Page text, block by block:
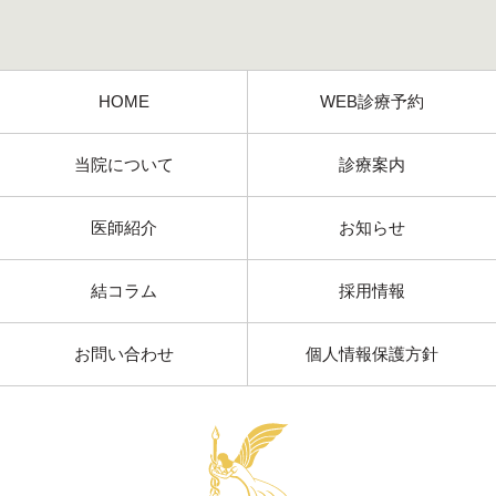
HOME WEB診療予約
当院について 診療案内
医師紹介 お知らせ
結コラム 採用情報
お問い合わせ 個人情報保護方針